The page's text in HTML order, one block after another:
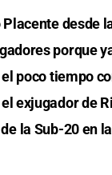
desde
porque
poco tiempo
exjugador de
la Sub-20 en